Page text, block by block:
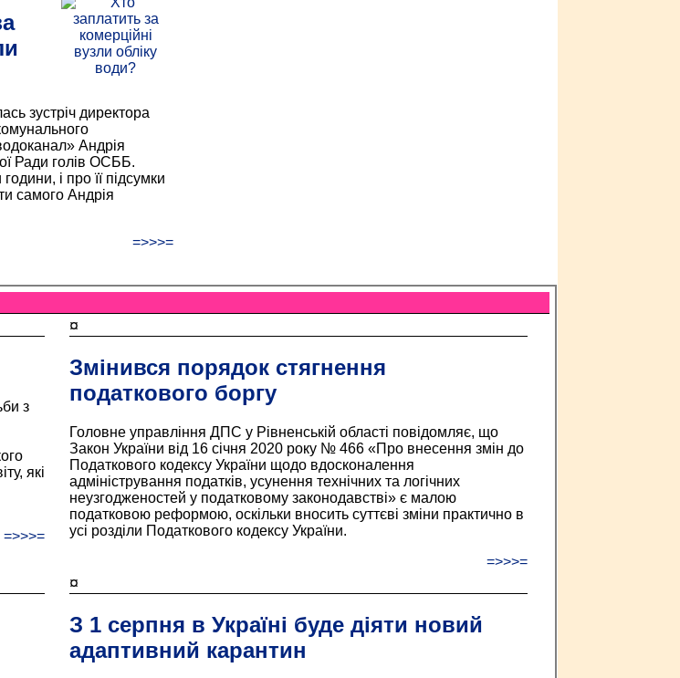
зустріч директора
Андрія
Ради голів ОСББ.
і про її підсумки
самого Андрія
=>>>=
з
які
=>>>=
¤
Змінився порядок стягнення
податкового боргу
Головне управління ДПС у Рівненській області повідомляє, що
Закон України від 16 січня 2020 року № 466 «Про внесення змін до
Податкового кодексу України щодо вдосконалення
адміністрування податків, усунення технічних та логічних
неузгодженостей у податковому законодавстві» є малою
податковою реформою, оскільки вносить суттєві зміни практично в
усі розділи Податкового кодексу України.
=>>>=
¤
З 1 серпня в Україні буде діяти новий
адаптивний карантин